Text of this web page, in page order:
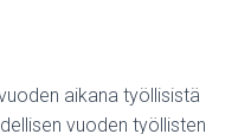
aikana työllisistä
vuoden työllisten